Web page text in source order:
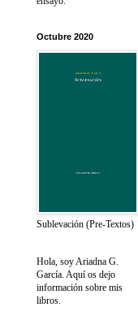
Octubre 2020
Sublevación (Pre-Textos)
Hola, soy Ariadna G.
García. Aquí os dejo
información sobre mis
libros.